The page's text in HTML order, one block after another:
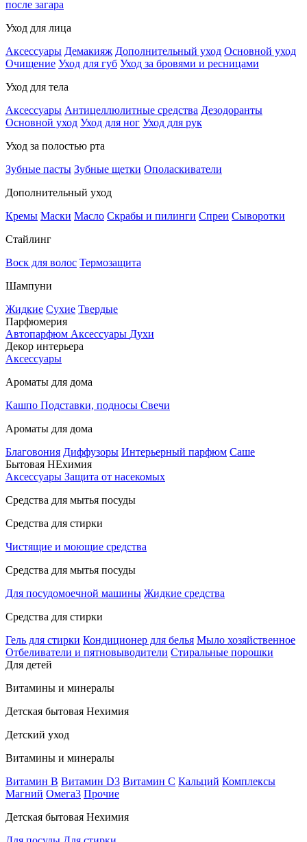
после загара
Уход для лица
Аксессуары Демакияж Дополнительный уход Основной уход
Очищение Уход для губ Уход за бровями и ресницами
Уход для тела
Аксессуары Антицеллюлитные средства Дезодоранты
Основной уход Уход для ног Уход для рук
Уход за полостью рта
Зубные пасты Зубные щетки Ополаскиватели
Дополнительный уход
Кремы Маски Масло Скрабы и пилинги Спреи Сыворотки
Стайлинг
Воск для волос Термозащита
Шампуни
Жидкие Сухие Твердые
Парфюмерия
Автопарфюм Аксессуары Духи
Декор интерьера
Аксессуары
Ароматы для дома
Кашпо Подставки, подносы Свечи
Ароматы для дома
Благовония Диффузоры Интерьерный парфюм Саше
Бытовая НЕхимия
Аксессуары Защита от насекомых
Средства для мытья посуды
Средства для стирки
Чистящие и моющие средства
Средства для мытья посуды
Для посудомоечной машины Жидкие средства
Средства для стирки
Гель для стирки Кондиционер для белья Мыло хозяйственное
Отбеливатели и пятновыводители Стиральные порошки
Для детей
Витамины и минералы
Детская бытовая Нехимия
Детский уход
Витамины и минералы
Витамин В Витамин D3 Витамин С Кальций Комплексы
Магний Омега3 Прочие
Детская бытовая Нехимия